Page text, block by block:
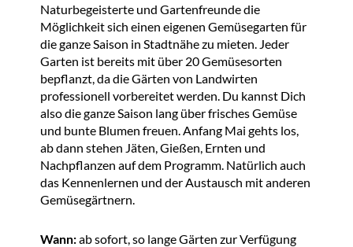
Naturbegeisterte und Gartenfreunde die
Möglichkeit sich einen eigenen Gemüsegarten für
die ganze Saison in Stadtnähe zu mieten. Jeder
Garten ist bereits mit über 20 Gemüsesorten
bepflanzt, da die Gärten von Landwirten
professionell vorbereitet werden. Du kannst Dich
also die ganze Saison lang über frisches Gemüse
und bunte Blumen freuen. Anfang Mai gehts los,
ab dann stehen Jäten, Gießen, Ernten und
Nachpflanzen auf dem Programm. Natürlich auch
das Kennenlernen und der Austausch mit anderen
Gemüsegärtnern.
Wann:ab sofort, so lange Gärten zur Verfügung